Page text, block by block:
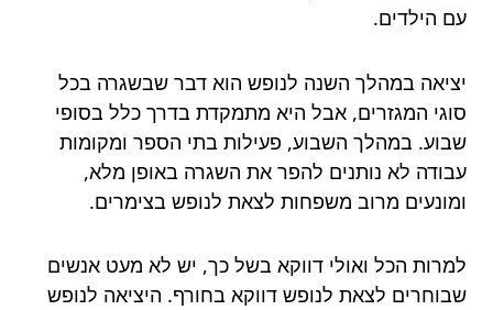
עם הילדים.
יציאה במהלך השנה לנופש הוא דבר שבשגרה בכל
סוגי המגזרים, אבל היא מתמקדת בדרך כלל בסופי
שבוע. במהלך השבוע, פעילות בתי הספר ומקומות
עבודה לא נותנים להפר את השגרה באופן מלא,
ומונעים מרוב משפחות לצאת לנופש בצימרים.
למרות הכל ואולי דווקא בשל כך, יש לא מעט אנשים
שבוחרים לצאת לנופש דווקא בחורף. היציאה לנופש